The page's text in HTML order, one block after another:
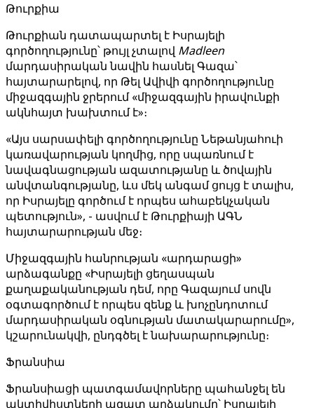
Թուրքիա
Թուրքիան դատապարտել է Իսրայելի
գործողությունը՝ թույլ չտալով Madleen
մարդասիրական նավին հասնել Գազա՝
հայտարարելով, որ Թել Ավիվի գործողությունը
միջազգային ջրերում «միջազգային իրավունքի
ակնհայտ խախտում է»։
«Այս սարսափելի գործողությունը Նեթանյահուի
կառավարության կողմից, որը սպառնում է
նավագնացության ազատությանը և ծովային
անվտանգությանը, ևս մեկ անգամ ցույց է տալիս,
որ Իսրայելը գործում է որպես ահաբեկչական
պետություն», - ասվում է Թուրքիայի ԱԳՆ
հայտարարության մեջ։
Միջազգային հանրության «արդարացի»
արձագանքը «Իսրայելի ցեղասպան
քաղաքականության դեմ, որը Գազայում սովն
օգտագործում է որպես զենք և խոչընդոտում
մարդասիրական օգնության մատակարարումը»,
կշարունակվի, ընդգծել է նախարարությունը։
Ֆրանսիա
Ֆրանսիացի պատգամավորները պահանջել են
ակտիվիստների ազատ արձակումը՝ Իսրայելի